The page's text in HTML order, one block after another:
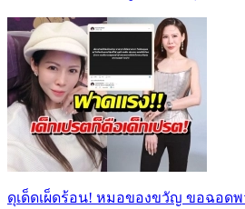
ดุเด็ดเผ็ดร้อน! หมอของขวัญ ขอฉอด